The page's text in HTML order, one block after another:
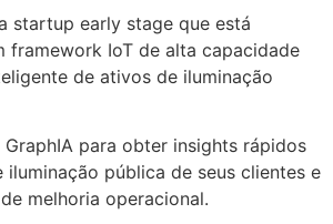
startup early stage que está
framework IoT de alta capacidade
de ativos de iluminação
GraphIA para obter insights rápidos
iluminação pública de seus clientes e
melhoria operacional.